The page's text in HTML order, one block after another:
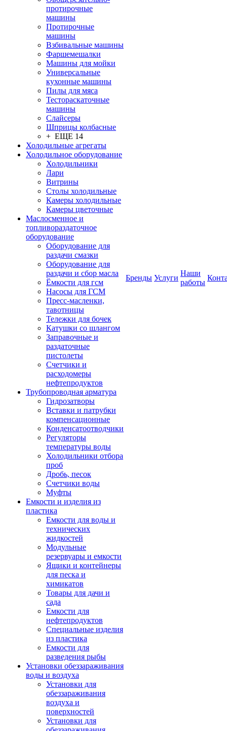
протирочные
машины
Протирочные
машины
Взбивальные машины
Фаршемешалки
Машины для мойки
Универсальные
кухонные машины
Пилы для мяса
Тестораскаточные
машины
Слайсеры
Шприцы колбасные
+ ЕЩЕ 14
Холодильные агрегаты
Холодильное оборудование
Холодильники
Лари
Витрины
Столы холодильные
Камеры холодильные
Камеры цветочные
Маслосменное и
топливораздаточное
оборудование
Оборудование для
раздачи смазки
Оборудование для
раздачи и сбор масла
Ёмкости для гсм
Насосы для ГСМ
Пресс-масленки,
тавотницы
Тележки для бочек
Катушки со шлангом
Заправочные и
раздаточные
пистолеты
Счетчики и
расходомеры
нефтепродуктов
Трубопроводная арматура
Гидрозатворы
Вставки и патрубки
компенсационные
Конденсатоотводчики
Регуляторы
температуры воды
Холодильники отбора
проб
Дробь, песок
Счетчики воды
Муфты
Емкости и изделия из
пластика
Емкости для воды и
технических
жидкостей
Модульные
резервуары и емкости
Ящики и контейнеры
для песка и
химикатов
Товары для дачи и
сада
Емкости для
нефтепродуктов
Специальные изделия
из пластика
Емкости для
разведения рыбы
Установки обеззараживания
воды и воздуха
Установки для
обеззараживания
воздуха и
поверхностей
Установки для
Бренды Услуги
Наши
работы